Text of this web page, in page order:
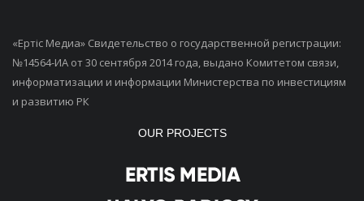
«Ертiс Медиа» Свидетельство о государственной регистрации:
№14564-ИА от 30 сентября 2014 года, выдано Комитетом связи,
информатизации и информации Министерства по инвестициям
и развитию РК
OUR PROJECTS